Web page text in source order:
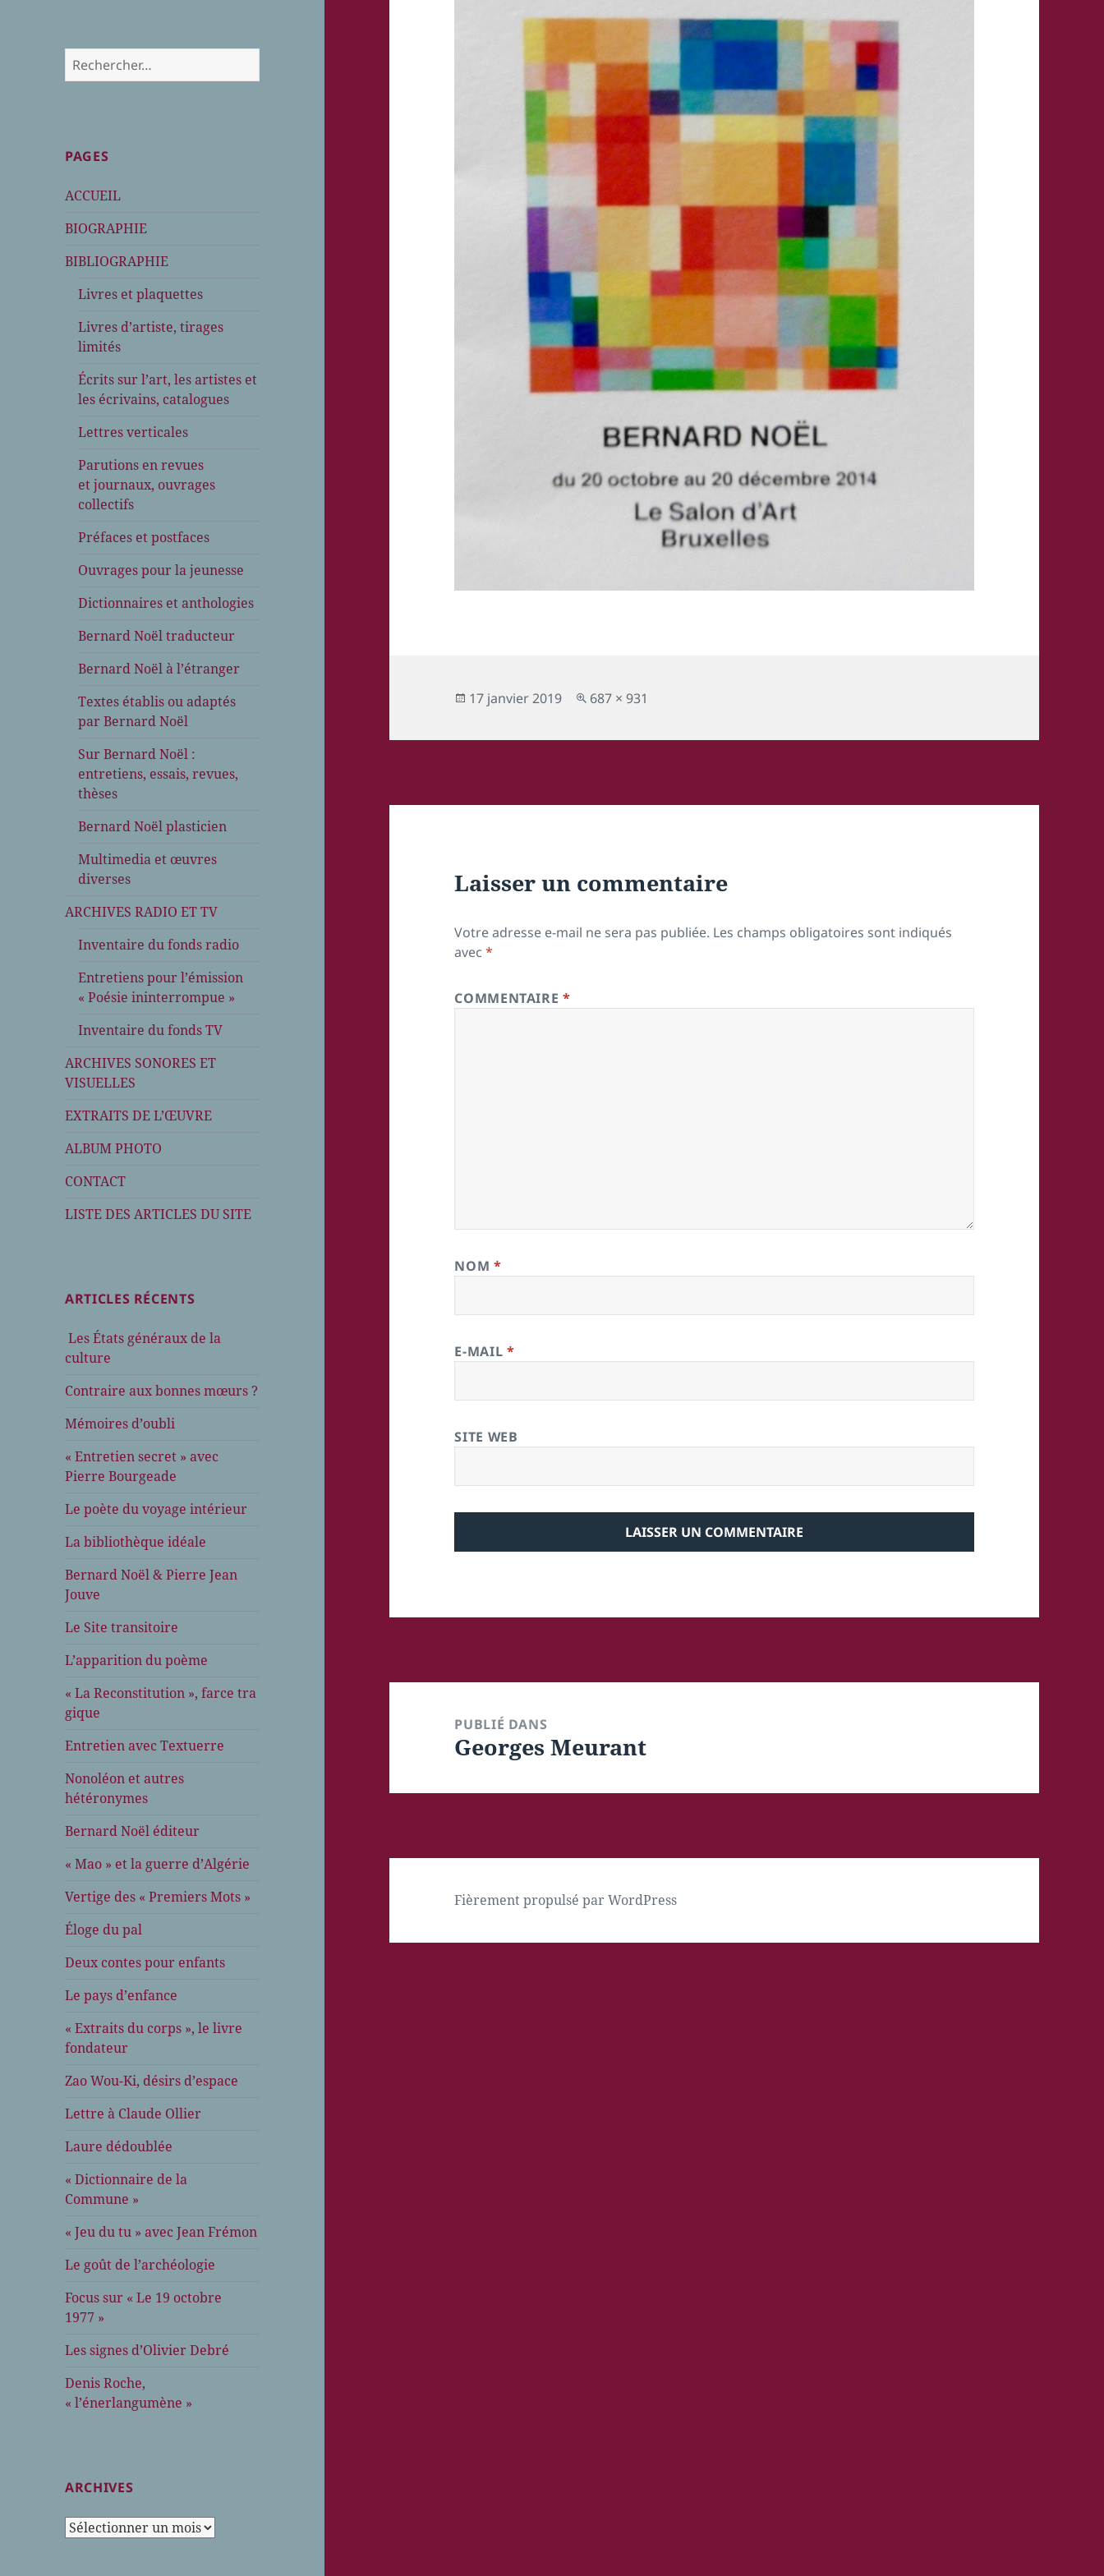
Rechercher :
PAGES
ACCUEIL
BIOGRAPHIE
BIBLIOGRAPHIE
Livres et plaquettes
Livres d’artiste, tirages
limités
Écrits sur l’art, les artistes et
les écrivains, catalogues
Lettres verticales
Parutions en revues
et journaux, ouvrages
collectifs
Préfaces et postfaces
Ouvrages pour la jeunesse
Dictionnaires et anthologies
Bernard Noël traducteur
Bernard Noël à l’étranger
Textes établis ou adaptés
par Bernard Noël
Sur Bernard Noël :
entretiens, essais, revues,
thèses
Bernard Noël plasticien
Multimedia et œuvres
diverses
ARCHIVES RADIO ET TV
Inventaire du fonds radio
Entretiens pour l’émission
« Poésie ininterrompue »
Inventaire du fonds TV
ARCHIVES SONORES ET
VISUELLES
EXTRAITS DE L’ŒUVRE
ALBUM PHOTO
CONTACT
LISTE DES ARTICLES DU SITE
ARTICLES RÉCENTS
Les États généraux de la
culture
Contraire aux bonnes mœurs ?
Mémoires d’oubli
« Entretien secret » avec
Pierre Bourgeade
Le poète du voyage intérieur
La bibliothèque idéale
Bernard Noël & Pierre Jean
Jouve
Le Site transitoire
L’apparition du poème
« La Reconstitution », farce tra
gique
Entretien avec Textuerre
Nonoléon et autres
hétéronymes
Bernard Noël éditeur
« Mao » et la guerre d’Algérie
Vertige des « Premiers Mots »
Éloge du pal
Deux contes pour enfants
Le pays d’enfance
« Extraits du corps », le livre
fondateur
Zao Wou-Ki, désirs d’espace
Lettre à Claude Ollier
Laure dédoublée
« Dictionnaire de la
Commune »
« Jeu du tu » avec Jean Frémon
Le goût de l’archéologie
Focus sur « Le 19 octobre
1977 »
Les signes d’Olivier Debré
Denis Roche,
« l’énerlangumène »
ARCHIVES
Archives
Publié
17 janvier 2019
Taille
687 × 931
Laisser un commentaire
Votre adresse e-mail ne sera pas publiée. Les champs obligatoires sont indiqués
avec*
COMMENTAIRE*
NOM *
E-MAIL *
SITE WEB
PUBLIÉ DANS
Georges Meurant
Fièrement propulsé par WordPress